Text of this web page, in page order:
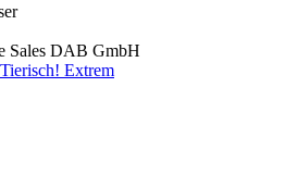
Sales DAB GmbH
Extrem